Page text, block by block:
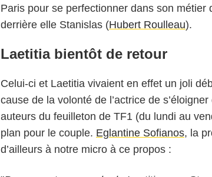
Paris pour se perfectionner dans son métier
derrière elle Stanislas (Hubert Roulleau).
Laetitia bientôt de retour
Celui-ci et Laetitia vivaient en effet un joli
cause de la volonté de l’actrice de
auteurs du feuilleton de TF1 (du lundi au
plan pour le couple. Eglantine Sofianos, la
d’ailleurs à notre micro à ce propos :